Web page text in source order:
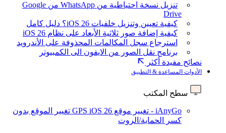
تنزيل نسخة احتياطية من WhatsApp من Google
Drive
كيفية تعيين وتنزيل خلفيات iOS 26؟ دليل كامل
كيفية إضافة صور ثلاثية الأبعاد على نظام iOS 26
استرجاع سجل المكالمات المحذوفة على الأندرويد
برنامج نقل الصور من الايفون الى الكمبيوتر
نصائح مفيدة أكثر
الأدوات المساعدة & التطبيق
سطح المكتب
iAnyGo - تغيير موقع GPS iOS 26
تغيير الموقع بدون
كسر الحماية/الروت